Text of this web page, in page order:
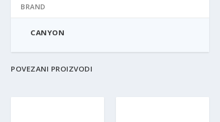
BRAND
CANYON
POVEZANI PROIZVODI